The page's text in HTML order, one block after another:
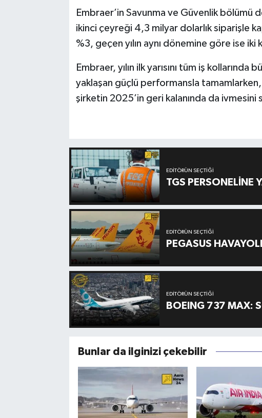
Embraer’in Savunma ve Güvenlik
ikinci çeyreği 4,3 milyar dolarlık siparişle
%3, geçen yılın aynı dönemine göre ise iki
Embraer, yılın ilk yarısını tüm iş
yaklaşan güçlü performansla
şirketin 2025’in geri kalanında da
EDITÖRÜN SEÇTIĞI
TGS PERSONELİNE
EDITÖRÜN SEÇTIĞI
PEGASUS
EDITÖRÜN SEÇTIĞI
BOEING 737 MAX:
Bunlar da ilginizi çekebilir